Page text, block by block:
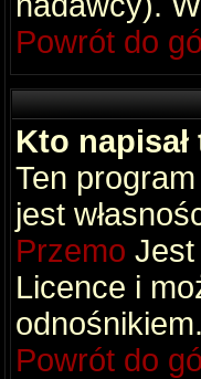
Powrót do
Kto
Ten
jest
Przemo Jest
Licence i
odnośnikiem.
Powrót do